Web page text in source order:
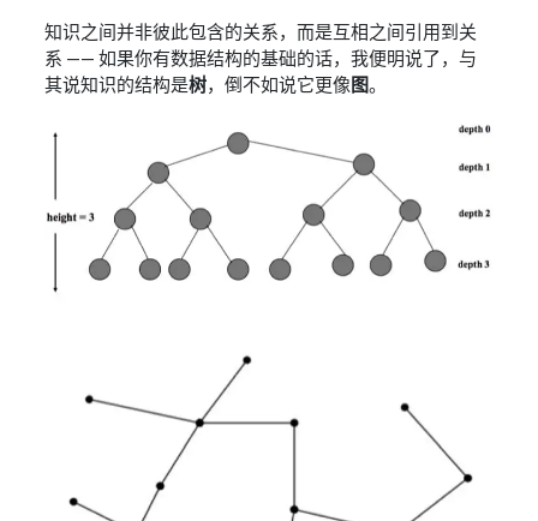
知识之间并非彼此包含的关系，而是互相之间引用到关
系 —— 如果你有数据结构的基础的话，我便明说了，与
其说知识的结构是树，倒不如说它更像 图。